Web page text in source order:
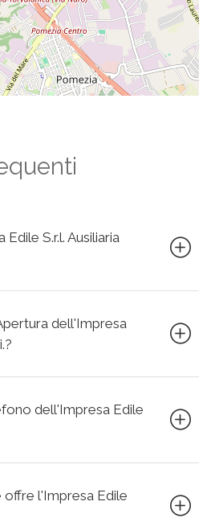
S.r.l. Ausiliaria
dell'Impresa
dell'Impresa Edile
offre l'Impresa Edile